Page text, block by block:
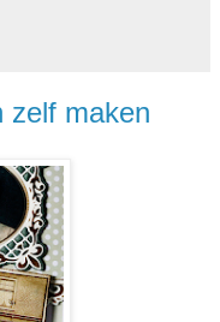
zelf maken